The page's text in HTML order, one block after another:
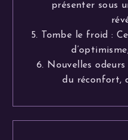
présenter sous
5. Tombe le froid :
6. Nouvelles
du réconfort,